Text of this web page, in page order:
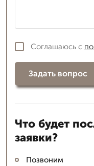
Соглашаюсь с
Задать вопрос
Что будет
заявки?
Позвоним